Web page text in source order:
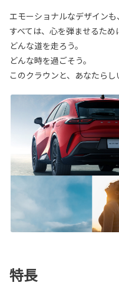
エモーショナルなデザインも
すべては、心を弾ませるため
どんな道を走ろう。
どんな時を過ごそう。
このクラウンと、あなたらし
特長